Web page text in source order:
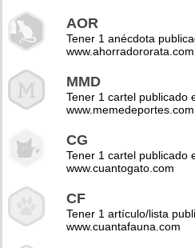
AOR
Tener 1 anécdota
www.ahorradororata.com
MMD
Tener 1 cartel publicado
www.memedeportes.com
CG
Tener 1 cartel publicado
www.cuantogato.com
CF
Tener 1 artículo/lista
www.cuantafauna.com